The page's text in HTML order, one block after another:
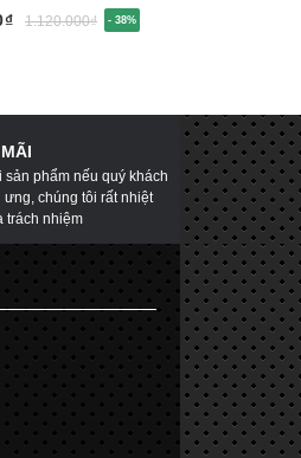
1.120.000₫ - 38%
sản phẩm nếu quý khách
ưng, chúng tôi rất nhiệt
trách nhiệm